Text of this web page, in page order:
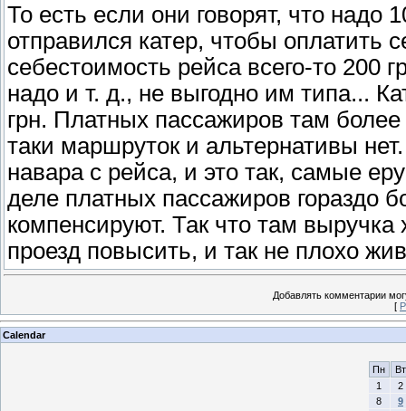
То есть если они говорят, что надо
отправился катер, чтобы оплатить
себестоимость рейса всего-то 200
надо и т. д., не выгодно им типа...
грн. Платных пассажиров там
таки маршруток и альтернативы
навара с рейса, и это так, самые
деле платных пассажиров гораздо
компенсируют. Так что там
проезд повысить, и так не плохо
Добавлять комментарии
[
Calendar
Пн
Вт
1
2
8
9